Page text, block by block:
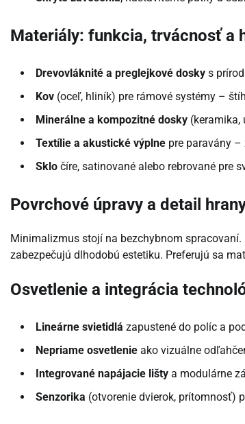
Materiály: funkcia, trvácnosť a
Drevovláknité a preglejkové dosky s
Kov (oceľ, hliník) pre rámové systémy –
Minerálne a kompozitné dosky (keramika,
Textílie a akustické výplne pre paravány
Sklo číre, satinované alebo rebrované pre
Povrchové úpravy a detail
Minimalizmus stojí na bezchybnom
zabezpečujú dlhodobú estetiku. Preferujú sa
Osvetlenie a integrácia
Lineárne svietidlá zapustené do políc a
Nepriame osvetlenie ako vizuálne
Integrované napájacie lišty a modulárne
Senzorika (otvorenie dvierok, prítomnosť)